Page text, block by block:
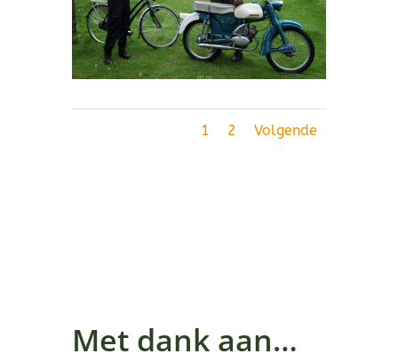
1 2 Volgende
Met dank aan…